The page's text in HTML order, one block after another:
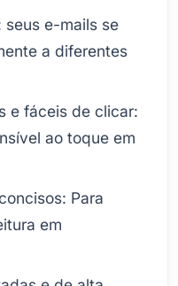
seus e-mails se
a diferentes
e fáceis de clicar:
ao toque em
Para
em